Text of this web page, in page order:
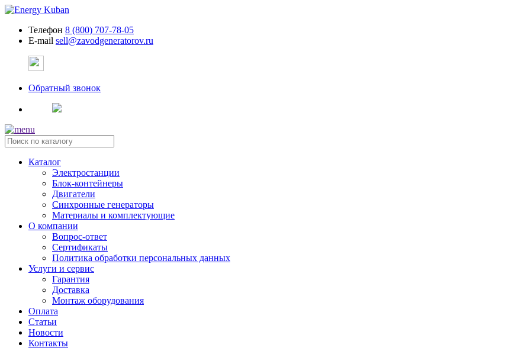
Телефон 8 (800) 707-78-05
E-mail sell@zavodgeneratorov.ru
Обратный звонок
Каталог
Электростанции
Блок-контейнеры
Двигатели
Синхронные генераторы
Материалы и комплектующие
О компании
Вопрос-ответ
Сертификаты
Политика обработки персональных данных
Услуги и сервис
Гарантия
Доставка
Монтаж оборудования
Оплата
Статьи
Новости
Контакты